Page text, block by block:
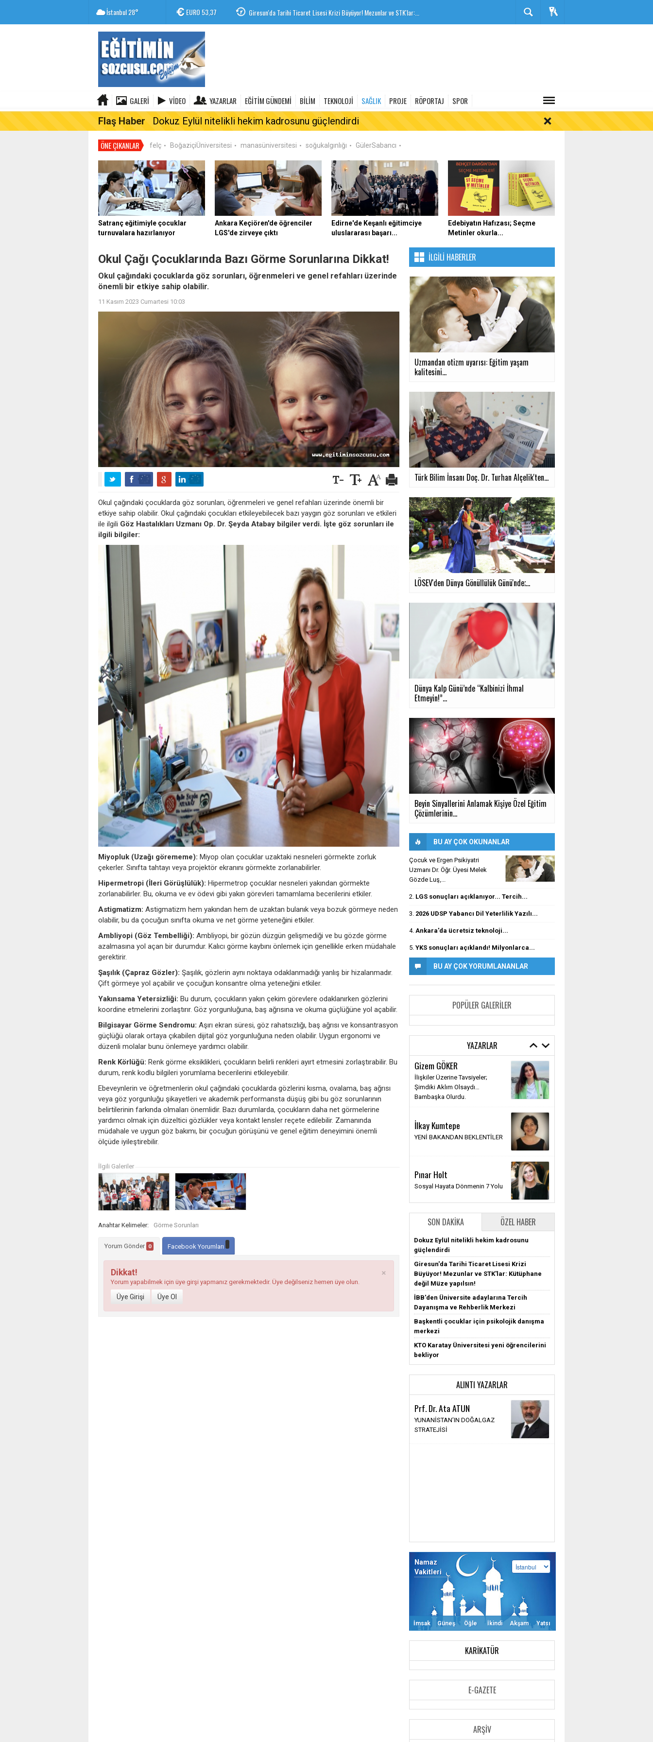
İstanbul28° EURO 53,37
ALTIN6.856,23
Giresun'da Tarihi Ticaret Lisesi Krizi Büyüyor! Mezunlar ve STK'lar:...
GALERI VIDEO YAZARLAR EĞİTİM GÜNDEMİ BİLİM TEKNOLOJİ SAĞLIK PROJE RÖPORTAJ SPOR
Flaş Haber Dokuz Eylül nitelikli hekim kadrosunu güçlendirdi
ÖNE ÇIKANLAR felç • BoğaziçiÜniversitesi • manasüniversitesi • soğukalgınlığı • GülerSabancı •
Satranç eğitimiyle çocuklar
turnuvalara hazırlanıyor
Ankara Keçiören'de öğrenciler
LGS'de zirveye çıktı
Edirne'de Keşanlı eğitimciye
uluslararası başarı...
Edebiyatın Hafızası; Seçme
Metinler okurla...
Okul Çağı Çocuklarında Bazı Görme Sorunlarına Dikkat!
Okul çağındaki çocuklarda göz sorunları, öğrenmeleri ve genel refahları üzerinde
önemli bir etkiye sahip olabilir.
11 Kasım 2023 Cumartesi 10:03
Okul çağındaki çocuklarda göz sorunları, öğrenmeleri ve genel refahları üzerinde önemli bir
etkiye sahip olabilir. Okul çağındaki çocukları etkileyebilecek bazı yaygın göz sorunları ve etkileri
ile ilgili Göz Hastalıkları Uzmanı Op. Dr. Şeyda Atabay bilgiler verdi. İşte göz sorunları ile
ilgili bilgiler:
Miyopluk (Uzağı görememe): Miyop olan çocuklar uzaktaki nesneleri görmekte zorluk
çekerler. Sınıfta tahtayı veya projektör ekranını görmekte zorlanabilirler.
Hipermetropi (İleri Görüşlülük): Hipermetrop çocuklar nesneleri yakından görmekte
zorlanabilirler. Bu, okuma ve ev ödevi gibi yakın görevleri tamamlama becerilerini etkiler.
Astigmatizm: Astigmatizm hem yakından hem de uzaktan bulanık veya bozuk görmeye neden
olabilir, bu da çocuğun sınıfta okuma ve net görme yeteneğini etkiler.
Ambliyopi (Göz Tembelliği): Ambliyopi, bir gözün düzgün gelişmediği ve bu gözde görme
azalmasına yol açan bir durumdur. Kalıcı görme kaybını önlemek için genellikle erken müdahale
gerektirir.
Şaşılık (Çapraz Gözler): Şaşılık, gözlerin aynı noktaya odaklanmadığı yanlış bir hizalanmadır.
Çift görmeye yol açabilir ve çocuğun konsantre olma yeteneğini etkiler.
Yakınsama Yetersizliği: Bu durum, çocukların yakın çekim görevlere odaklanırken gözlerini
koordine etmelerini zorlaştırır. Göz yorgunluğuna, baş ağrısına ve okuma güçlüğüne yol açabilir.
Bilgisayar Görme Sendromu: Aşırı ekran süresi, göz rahatsızlığı, baş ağrısı ve konsantrasyon
güçlüğü olarak ortaya çıkabilen dijital göz yorgunluğuna neden olabilir. Uygun ergonomi ve
düzenli molalar bunu önlemeye yardımcı olabilir.
Renk Körlüğü: Renk görme eksiklikleri, çocukların belirli renkleri ayırt etmesini zorlaştırabilir. Bu
durum, renk kodlu bilgileri yorumlama becerilerini etkileyebilir.
Ebeveynlerin ve öğretmenlerin okul çağındaki çocuklarda gözlerini kısma, ovalama, baş ağrısı
veya göz yorgunluğu şikayetleri ve akademik performansta düşüş gibi bu göz sorunlarının
belirtilerinin farkında olmaları önemlidir. Bazı durumlarda, çocukların daha net görmelerine
yardımcı olmak için düzeltici gözlükler veya kontakt lensler reçete edilebilir. Zamanında
müdahale ve uygun göz bakımı, bir çocuğun görüşünü ve genel eğitim deneyimini önemli
ölçüde iyileştirebilir.
İlgili Galeriler
Anahtar Kelimeler: Görme Sorunları
Yorum Gönder 0 Facebook Yorumları
×
Dikkat!
Yorum yapabilmek için üye girşi yapmanız gerekmektedir. Üye değilseniz hemen üye olun.
Üye Girişi Üye Ol
İLGILI HABERLER
Uzmandan otizm uyarısı: Eğitim yaşam
kalitesini...
Türk Bilim İnsanı Doç. Dr. Turhan Alçelik'ten...
LÖSEV'den Dünya Gönüllülük Günü'nde;...
Dünya Kalp Günü’nde “Kalbinizi İhmal
Etmeyin!”...
Beyin Sinyallerini Anlamak Kişiye Özel Eğitim
Çözümlerinin...
BU AY ÇOK OKUNANLAR
Çocuk ve Ergen Psikiyatri
Uzmanı Dr. Öğr. Üyesi Melek
Gözde Luş,...
2. LGS sonuçları açıklanıyor... Tercih...
3. 2026 UDSP Yabancı Dil Yeterlilik Yazılı...
4. Ankara'da ücretsiz teknoloji...
5. YKS sonuçları açıklandı! Milyonlarca...
BU AY ÇOK YORUMLANANLAR
POPÜLER GALERILER
YAZARLAR
Gizem GÖKER
İlişkiler Üzerine Tavsiyeler;
Şimdiki Aklım Olsaydı…
Bambaşka Olurdu.
İlkay Kumtepe
YENİ BAKANDAN BEKLENTİLER
Pınar Holt
Sosyal Hayata Dönmenin 7 Yolu
SON DAKIKA ÖZEL HABER
Dokuz Eylül nitelikli hekim kadrosunu
güçlendirdi
Giresun'da Tarihi Ticaret Lisesi Krizi
Büyüyor! Mezunlar ve STK'lar: Kütüphane
değil Müze yapılsın!
İBB'den Üniversite adaylarına Tercih
Dayanışma ve Rehberlik Merkezi
Başkentli çocuklar için psikolojik danışma
merkezi
KTO Karatay Üniversitesi yeni öğrencilerini
bekliyor
ALINTI YAZARLAR
Prf. Dr. Ata ATUN
YUNANİSTAN’IN DOĞALGAZ
STRATEJİSİ
Namaz
Vakitleri
İmsak Güneş Öğle İkindi Akşam Yatsı
KARIKATÜR
E-GAZETE
ARŞIV